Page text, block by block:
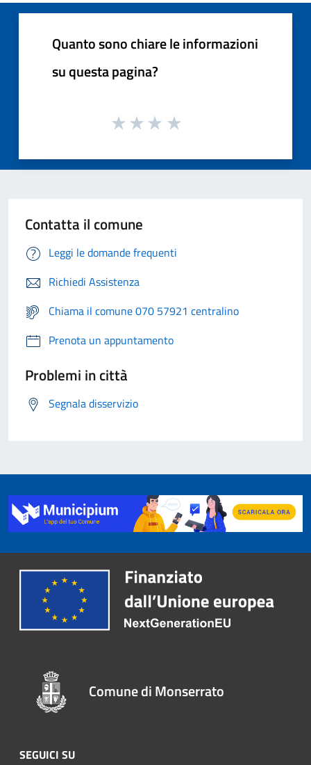
Quanto sono chiare le informazioni
su questa pagina?
Contatta il comune
Leggi le domande frequenti
Richiedi Assistenza
Chiama il comune 070 57921 centralino
Prenota un appuntamento
Problemi in città
Segnala disservizio
Comune di Monserrato
SEGUICI SU